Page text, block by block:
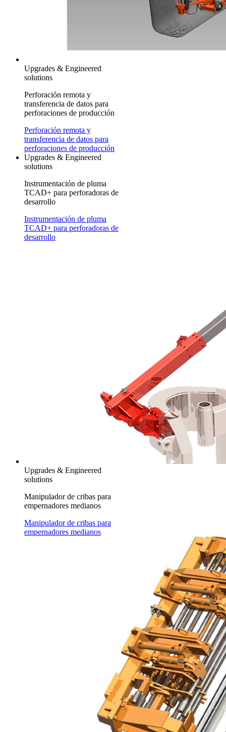
Upgrades & Engineered
solutions
Perforación remota y
transferencia de datos para
perforaciones de producción
Perforación remota y
transferencia de datos para
perforaciones de producción
Upgrades & Engineered
solutions
Instrumentación de pluma
TCAD+ para perforadoras de
desarrollo
Instrumentación de pluma
TCAD+ para perforadoras de
desarrollo
Upgrades & Engineered
solutions
Manipulador de cribas para
empernadores medianos
Manipulador de cribas para
empernadores medianos